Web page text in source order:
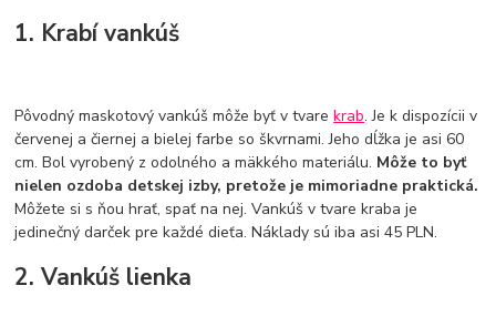
1. Krabí vankúš
Pôvodný maskotový vankúš môže byť v tvarekrab. Je k dispozícii v
červenej a čiernej a bielej farbe so škvrnami. Jeho dĺžka je asi 60
cm. Bol vyrobený z odolného a mäkkého materiálu. Môže to byť
nielen ozdoba detskej izby, pretože je mimoriadne praktická.
Môžete si s ňou hrať, spať na nej. Vankúš v tvare kraba je
jedinečný darček pre každé dieťa. Náklady sú iba asi 45 PLN.
2. Vankúš lienka